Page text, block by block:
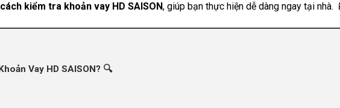
kiểm tra khoản vay HD SAISON, giúp bạn thực hiện dễ dàng ngay tại nhà.
Vay HD SAISON? 🔍